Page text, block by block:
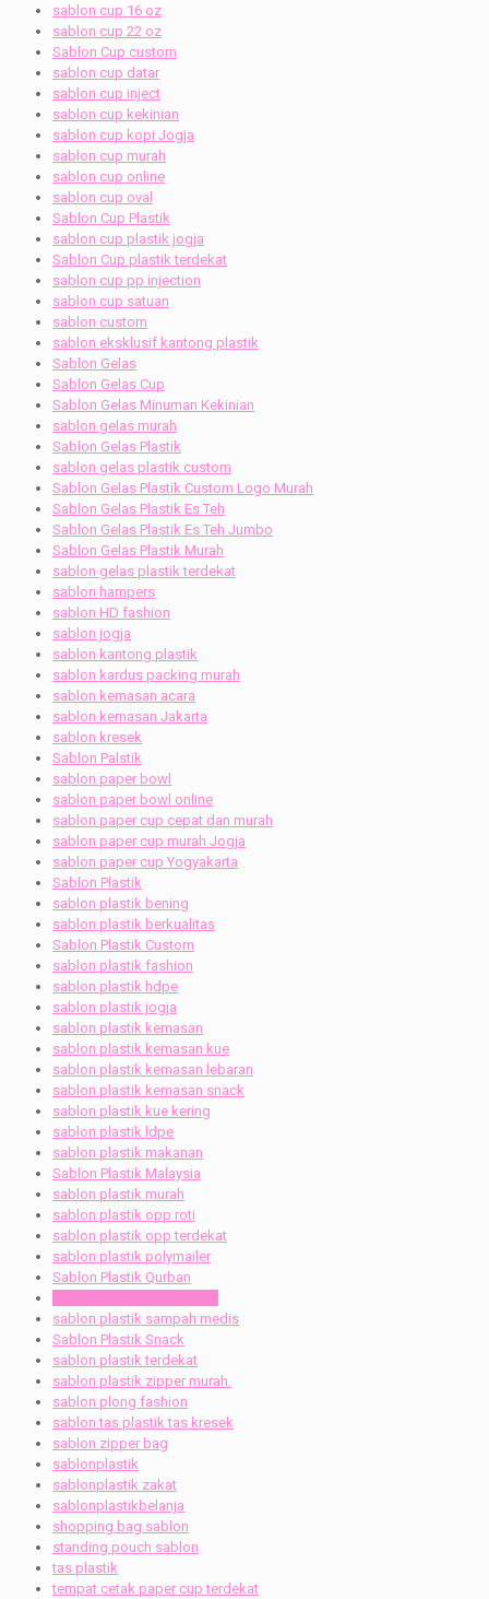
sablon cup 16 oz
sablon cup 22 oz
Sablon Cup custom
sablon cup datar
sablon cup inject
sablon cup kekinian
sablon cup kopi Jogja
sablon cup murah
sablon cup online
sablon cup oval
Sablon Cup Plastik
sablon cup plastik jogja
Sablon Cup plastik terdekat
sablon cup pp injection
sablon cup satuan
sablon custom
sablon eksklusif kantong plastik
Sablon Gelas
Sablon Gelas Cup
Sablon Gelas Minuman Kekinian
sablon gelas murah
Sablon Gelas Plastik
sablon gelas plastik custom
Sablon Gelas Plastik Custom Logo Murah
Sablon Gelas Plastik Es Teh
Sablon Gelas Plastik Es Teh Jumbo
Sablon Gelas Plastik Murah
sablon gelas plastik terdekat
sablon hampers
sablon HD fashion
sablon jogja
sablon kantong plastik
sablon kardus packing murah
sablon kemasan acara
sablon kemasan Jakarta
sablon kresek
Sablon Palstik
sablon paper bowl
sablon paper bowl online
sablon paper cup cepat dan murah
sablon paper cup murah Jogja
sablon paper cup Yogyakarta
Sablon Plastik
sablon plastik bening
sablon plastik berkualitas
Sablon Plastik Custom
sablon plastik fashion
sablon plastik hdpe
sablon plastik jogja
sablon plastik kemasan
sablon plastik kemasan kue
sablon plastik kemasan lebaran
sablon plastik kemasan snack
sablon plastik kue kering
sablon plastik ldpe
sablon plastik makanan
Sablon Plastik Malaysia
sablon plastik murah
sablon plastik opp roti
sablon plastik opp terdekat
sablon plastik polymailer
Sablon Plastik Qurban
sablon plastik sampah medis
Sablon Plastik Snack
sablon plastik terdekat
sablon plastik zipper murah.
sablon plong fashion
sablon tas plastik tas kresek
sablon zipper bag
sablonplastik
sablonplastik zakat
sablonplastikbelanja
shopping bag sablon
standing pouch sablon
tas plastik
tempat cetak paper cup terdekat